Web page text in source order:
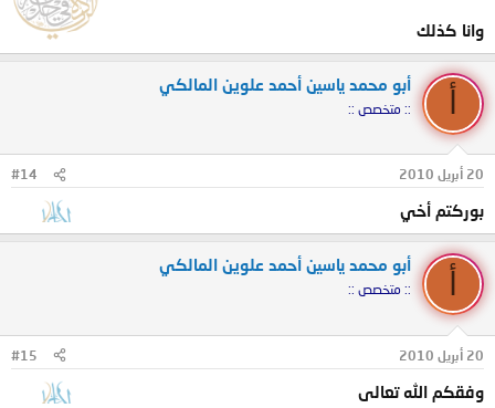
وانا كذلك
أبو محمد ياسين أحمد علوين المالكي
:: متخصص ::
20 أبريل 2010 #14
بوركتم أخي
أبو محمد ياسين أحمد علوين المالكي
:: متخصص ::
20 أبريل 2010 #15
وفقكم الله تعالى